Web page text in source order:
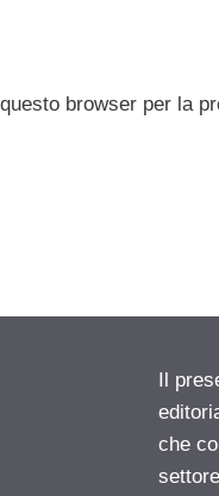
browser per la
Il
che